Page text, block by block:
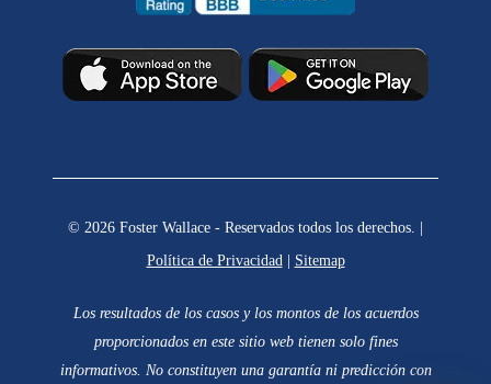
© 2026 Foster Wallace - Reservados todos los derechos. |
Política de Privacidad | Sitemap
Los resultados de los casos y los montos de los acuerdos
proporcionados en este sitio web tienen solo fines
informativos. No constituyen una garantía ni predicción con